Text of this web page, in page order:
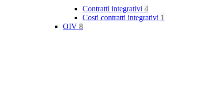
Contratti integrativi 4
Costi contratti integrativi 1
OIV 8